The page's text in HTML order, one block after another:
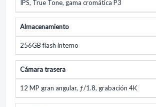
IPS, True Tone, gama cromática P3
Almacenamiento
256GB flash interno
Cámara trasera
12 MP gran angular, ƒ/1.8, grabación 4K